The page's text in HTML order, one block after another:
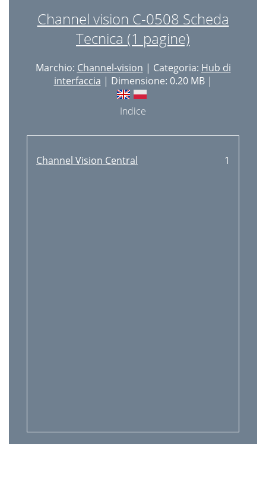
Channel vision C-0508 Scheda
Tecnica (1 pagine)
Marchio: Channel-vision | Categoria: Hub di
interfaccia | Dimensione: 0.20 MB |
Indice
Channel Vision Central 1